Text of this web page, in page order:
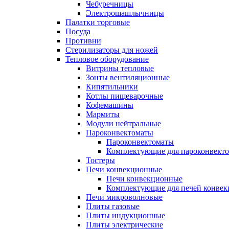
Чебуречницы
Электрошашлычницы
Палатки торговые
Посуда
Противни
Стерилизаторы для ножей
Тепловое оборудование
Витрины тепловые
Зонты вентиляционные
Кипятильники
Котлы пищеварочные
Кофемашины
Мармиты
Модули нейтральные
Пароконвектоматы
Пароконвектоматы
Комплектующие для
Тостеры
Печи конвекционные
Печи конвекционные
Комплектующие для печей
Печи микроволновые
Плиты газовые
Плиты индукционные
Плиты электрические